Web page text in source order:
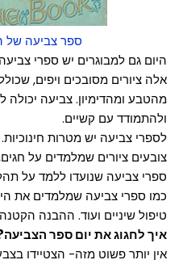
ספר צביעה של
היום גם למבוגרים יש ספרי
אלה ציורים מסובכים ויפים,
מהטבע ומהדימיון. צביעה יכולה
ולהתמודד עם קשיים.
לספרי צביעה יש מטרות
צובעים ציורים שמלמדים על
ספרי צביעה שנועדו ללמד על
כמו ספרי צביעה שמלמדים את
טיפול שיניים ועוד. ההבנה
איך לחגוג את יום ספר
אין יותר פשוט מזה- הצטיידו